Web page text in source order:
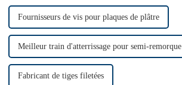
monde…
Fournisseurs de vis pour plaques de plâtre
Meilleur train d'atterrissage pour semi-remorque
Fabricant de tiges filetées